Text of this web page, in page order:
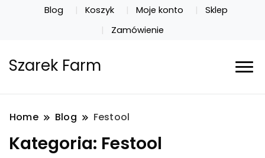
Blog Koszyk Moje konto
Sklep
Zamówienie
Szarek Farm
Home Blog Festool
Kategoria: Festool